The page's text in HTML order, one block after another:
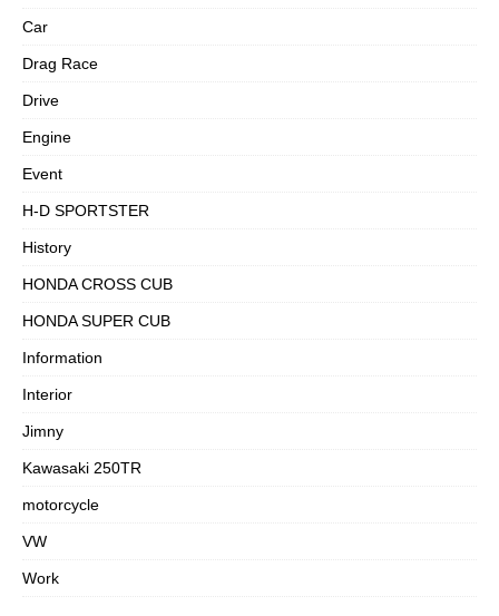
Car
Drag Race
Drive
Engine
Event
H-D SPORTSTER
History
HONDA CROSS CUB
HONDA SUPER CUB
Information
Interior
Jimny
Kawasaki 250TR
motorcycle
VW
Work